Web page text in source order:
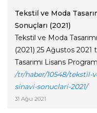
Tekstil ve Moda
Sonuçları (2021)
Tekstil ve Moda
(2021) 25 Ağustos 2021
Tasarımı Lisans
/tr/haber/10548/tekstil-
sinavi-sonuclari-2021/
31 Ağu 2021